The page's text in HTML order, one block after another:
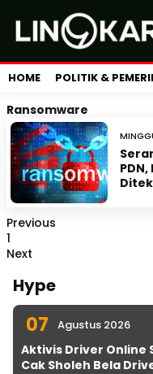
HOME POLITIK &
Ransomware
Previous
1
Next
Hype
07 Agustus 2026
Aktivis Driver Online
Cak Sholeh Bela